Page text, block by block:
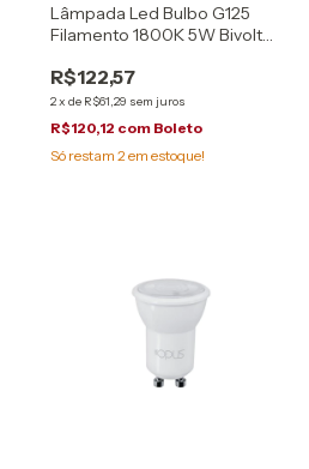
Lâmpada Led Bulbo G125
Filamento 1800K 5W Bivolt
R$122,57
2x de R$61,29 sem juros
R$120,12 com Boleto
Só restam 2 em estoque!